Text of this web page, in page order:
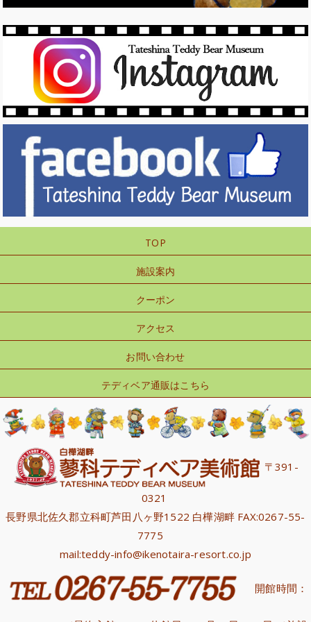
TOP
施設案内
クーポン
アクセス
お問い合わせ
テディベア通販はこちら
〒391-
0321
長野県北佐久郡立科町芦田八ヶ野1522 白樺湖畔 FAX:0267-55-
7775
mail:teddy-info@ikenotaira-resort.co.jp
開館時間：